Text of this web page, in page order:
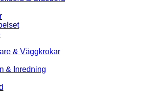
& Väggkrokar
& Inredning